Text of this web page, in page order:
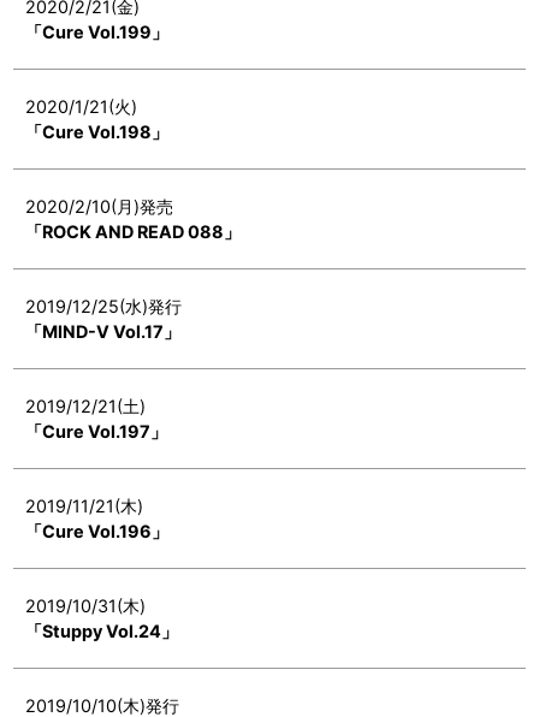
2020/2/21(金)
「Cure Vol.199」
2020/1/21(火)
「Cure Vol.198」
2020/2/10(月)発売
「ROCK AND READ 088」
2019/12/25(水)発行
「MIND-V Vol.17」
2019/12/21(土)
「Cure Vol.197」
2019/11/21(木)
「Cure Vol.196」
2019/10/31(木)
「Stuppy Vol.24」
2019/10/10(木)発行